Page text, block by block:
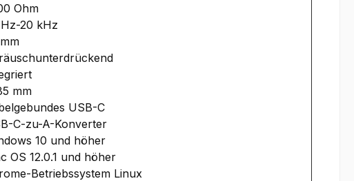
Ohm
20 kHz
mm
USB-C
C-zu-A-Konverter
10 und höher
OS 12.0.1 und höher
Betriebssystem Linux